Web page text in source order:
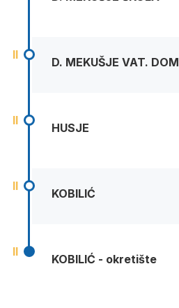
II
D. MEKUŠJE VAT. DOM
II
HUSJE
II
KOBILIĆ
II
KOBILIĆ - okretište